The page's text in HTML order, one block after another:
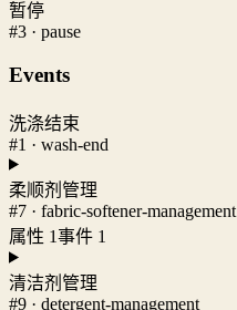
暂停
#3 · pause
Events
洗涤结束
#1 · wash-end
柔顺剂管理
#7 · fabric-softener-management
属性 1事件 1
清洁剂管理
#9 · detergent-management